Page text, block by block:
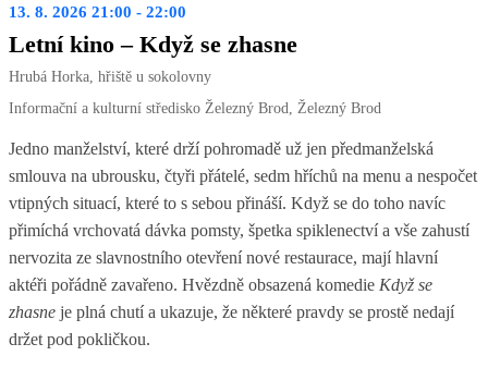
13. 8. 2026 21:00 - 22:00
Letní kino – Když se zhasne
Hrubá Horka, hřiště u sokolovny
Informační a kulturní středisko Železný Brod, Železný Brod
Jedno manželství, které drží pohromadě už jen předmanželská
smlouva na ubrousku, čtyři přátelé, sedm hříchů na menu a nespočet
vtipných situací, které to s sebou přináší. Když se do toho navíc
přimíchá vrchovatá dávka pomsty, špetka spiklenectví a vše zahustí
nervozita ze slavnostního otevření nové restaurace, mají hlavní
aktéři pořádně zavařeno. Hvězdně obsazená komedie Když se
zhasne je plná chutí a ukazuje, že některé pravdy se prostě nedají
držet pod pokličkou.